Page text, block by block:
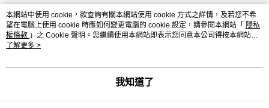
熱門標籤
本網站中使用 cookie，欲查詢有關本網站使用 cookie 方式之詳情，及若您不希
望在電腦上使用 cookie 時應如何變更電腦的 cookie 設定，請參閱本網站「 隱私
權條款 」之 Cookie 聲明。您繼續使用本網站即表示您同意本公司得按本網站使
用條款之 Cookie 聲明使用 cookie。
了解更多 >
我知道了